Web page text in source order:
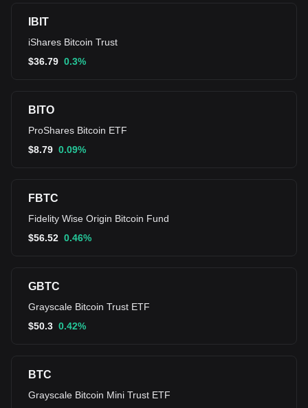
IBIT
iShares Bitcoin Trust
$36.79 0.3%
BITO
ProShares Bitcoin ETF
$8.79 0.09%
FBTC
Fidelity Wise Origin Bitcoin Fund
$56.52 0.46%
GBTC
Grayscale Bitcoin Trust ETF
$50.3 0.42%
BTC
Grayscale Bitcoin Mini Trust ETF